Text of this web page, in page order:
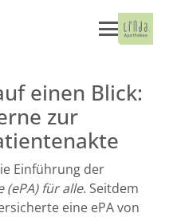
einen Blick:
zur
Einführung der
für alle. Seitdem
eine ePA von